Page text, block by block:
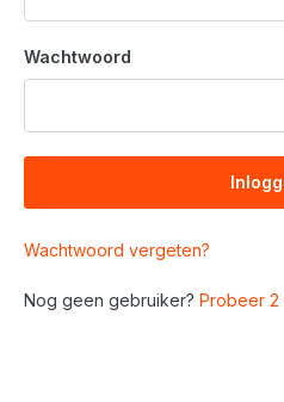
o
m
e
a
g
n
a
Wachtwoord
Wachtwoord vergeten?
Nog geen gebruiker? Probeer 2